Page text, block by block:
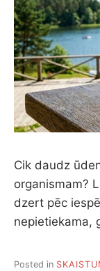
Cik daudz
organismam?
dzert pēc
nepietiekama,
Posted in